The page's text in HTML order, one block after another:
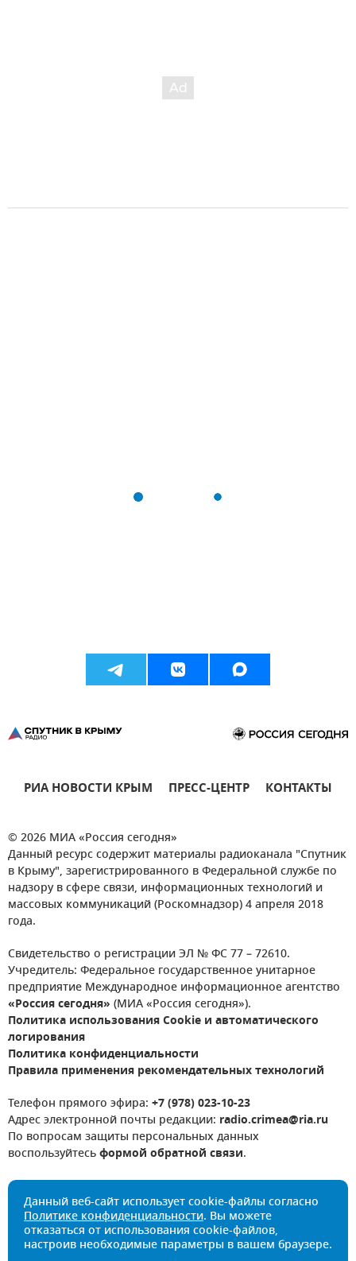
РИА НОВОСТИ КРЫМ ПРЕСС-ЦЕНТР КОНТАКТЫ
© 2026 МИА «Россия сегодня»
Данный ресурс содержит материалы радиоканала "Спутник
в Крыму", зарегистрированного в Федеральной службе по
надзору в сфере связи, информационных технологий и
массовых коммуникаций (Роскомнадзор) 4 апреля 2018
года.
Свидетельство о регистрации ЭЛ № ФС 77 – 72610.
Учредитель: Федеральное государственное унитарное
предприятие Международное информационное агентство
«Россия сегодня» (МИА «Россия сегодня»).
Политика использования Cookie и автоматического
логирования
Политика конфиденциальности
Правила применения рекомендательных технологий
Телефон прямого эфира: +7 (978) 023-10-23
Адрес электронной почты редакции: radio.crimea@ria.ru
По вопросам защиты персональных данных
воспользуйтесьформой обратной связи.
Данный веб-сайт использует cookie-файлы согласно
Политике конфиденциальности. Вы можете
отказаться от использования cookie-файлов,
настроив необходимые параметры в вашем браузере.